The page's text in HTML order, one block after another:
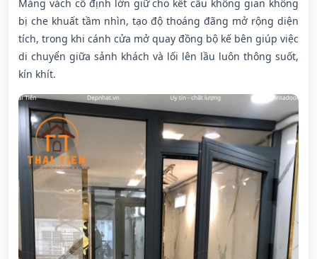
Mảng vách cố định lớn giữ cho kết cấu không gian không
bị che khuất tầm nhìn, tạo độ thoáng đãng mở rộng diện
tích, trong khi cánh cửa mở quay đồng bộ kế bên giúp việc
di chuyển giữa sảnh khách và lối lên lầu luôn thông suốt,
kín khít.